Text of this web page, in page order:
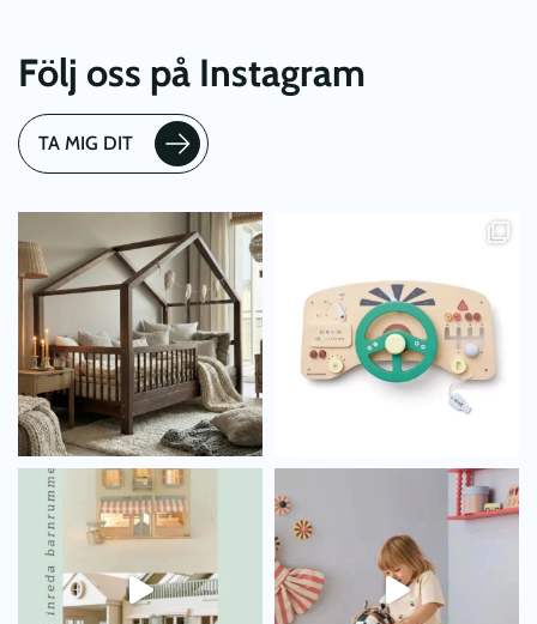
Följ oss på Instagram
TA MIG DIT